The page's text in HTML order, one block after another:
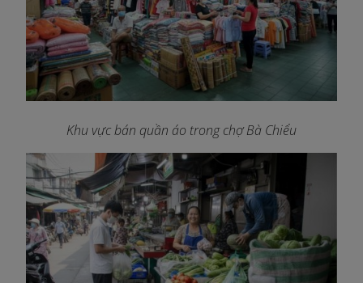
Khu vực bán quần áo trong chợ Bà Chiểu